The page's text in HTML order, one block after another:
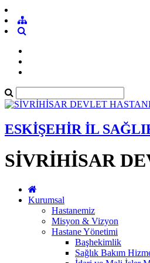
ESKİŞEHİR İL
SİVRİHİSAR
Kurumsal
Hastanemiz
Misyon & Vizyon
Hastane Yönetimi
Başhekimlik
Sağlık Bakım